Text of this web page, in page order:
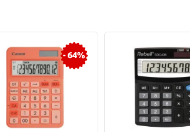
- 64%